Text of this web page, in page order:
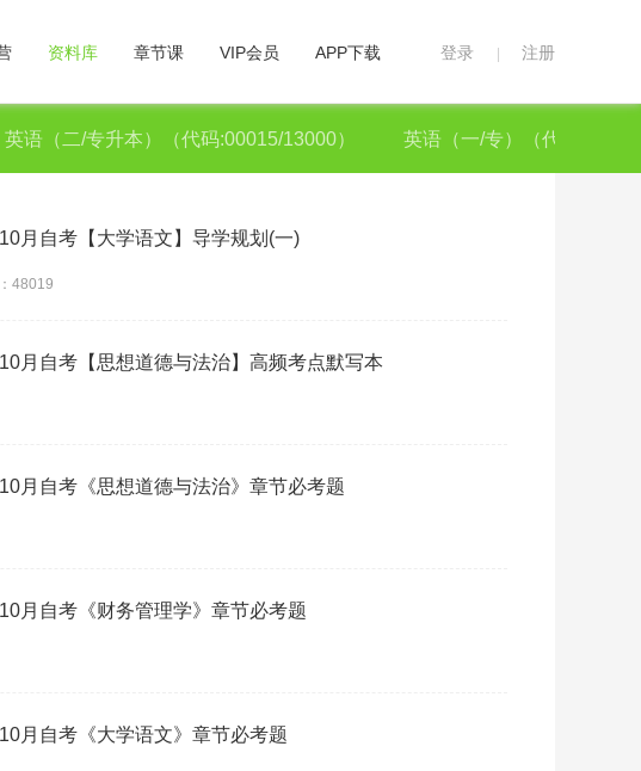
登录 注册
资料库 章节课 VIP会员 APP下载
英语（二/专升本）（代码:00015/13000） 英语（一/专）（代码
月自考【大学语文】导学规划(一)
48019
月自考【思想道德与法治】高频考点默写本
月自考《思想道德与法治》章节必考题
月自考《财务管理学》章节必考题
月自考《大学语文》章节必考题